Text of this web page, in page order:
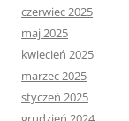
czerwiec 2025
maj 2025
kwiecień 2025
marzec 2025
styczeń 2025